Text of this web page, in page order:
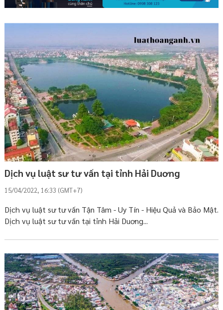
Dịch vụ luật sư tư vấn tại tỉnh Hải Duơng
15/04/2022, 16:33 (GMT+7)
Dịch vụ luật sư tư vấn Tận Tâm - Uy Tín - Hiệu Quả và Bảo Mật.
Dịch vụ luật sư tư vấn tại tỉnh Hải Duơng...